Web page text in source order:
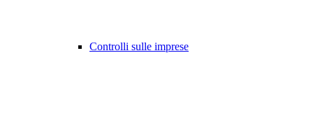
Controlli sulle imprese